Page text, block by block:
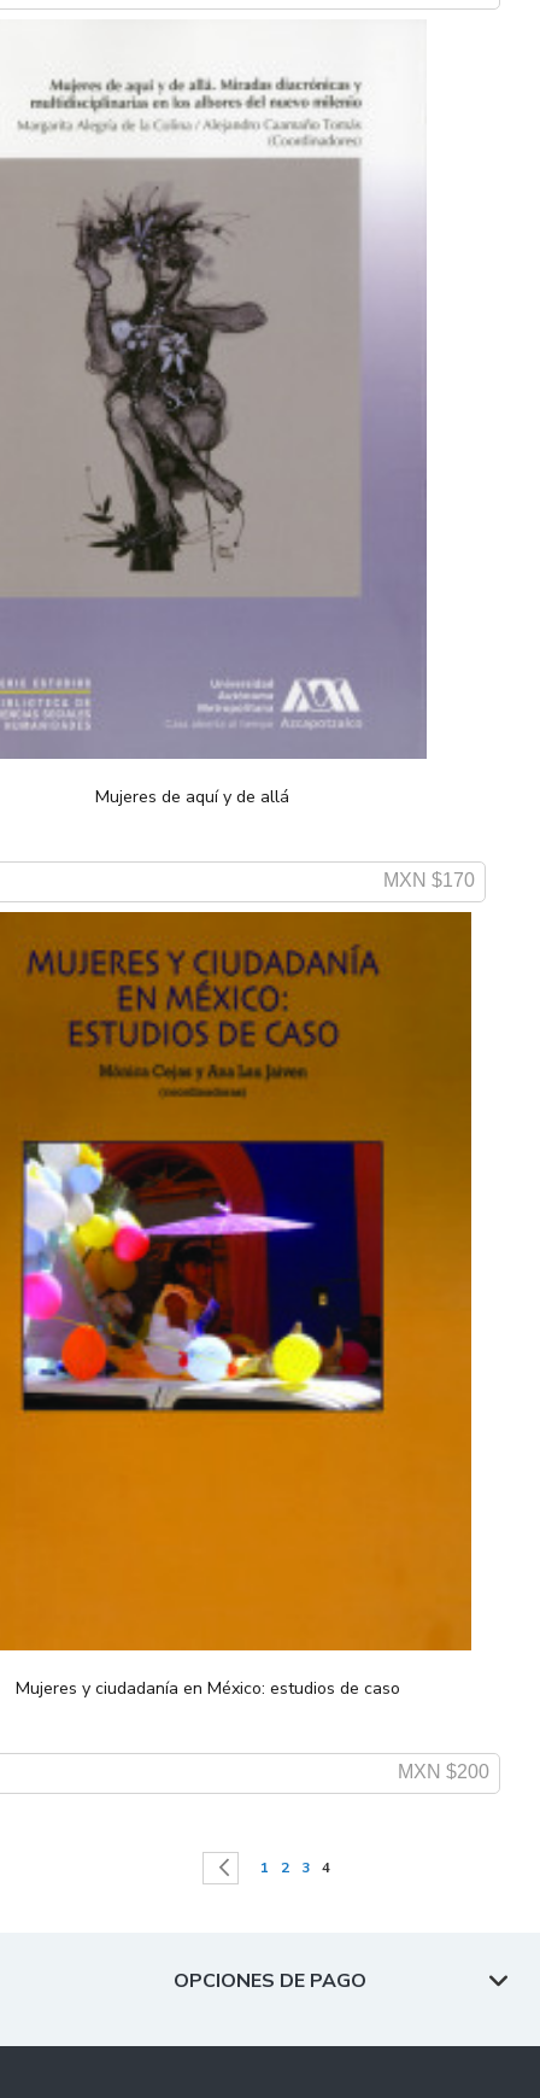
Mujeres de aquí y de allá
MXN $170
Mujeres y ciudadanía en México: estudios de caso
MXN $200
Página Página
Anterior
Página
1 Página
2 Página
3 4
OPCIONES DE PAGO